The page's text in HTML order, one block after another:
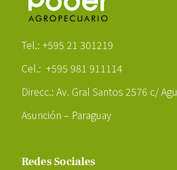
Tel.: +595 21 301219
Cel.: +595 981 911114
Direcc.: Av. Gral Santos 2576 c/
Asunción – Paraguay
Redes Sociales